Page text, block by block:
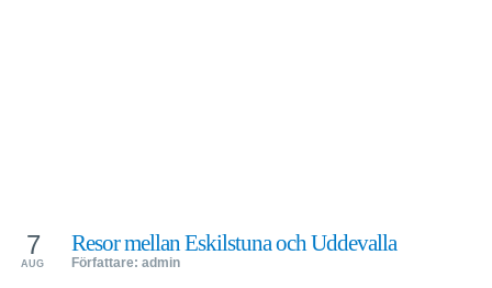
Resor mellan Eskilstuna och Uddevalla
Författare: admin
7
AUG